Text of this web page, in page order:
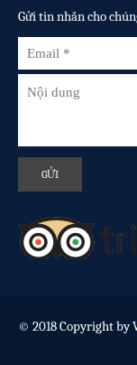
Gửi tin nhắn cho
© 2018 Copyright by